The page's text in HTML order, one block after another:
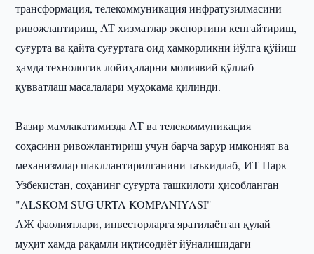
трансформация, телекоммуникация инфратузилмасини
ривожлантириш, АТ хизматлар экспортини кенгайтириш,
суғурта ва қайта суғуртага оид ҳамкорликни йўлга қўйиш
ҳамда технологик лойиҳаларни молиявий қўллаб-
қувватлаш масалалари муҳокама қилинди.
Вазир мамлакатимизда АТ ва телекоммуникация
соҳасини ривожлантириш учун барча зарур имконият ва
механизмлар шакллантирилганини таъкидлаб, ИТ Парк
Узбекистан, соҳанинг суғурта ташкилоти ҳисобланган
"ALSKOM SUG'URTA KOMPANIYASI"
АЖ фаолиятлари, инвесторларга яратилаётган қулай
муҳит ҳамда рақамли иқтисодиёт йўналишидаги